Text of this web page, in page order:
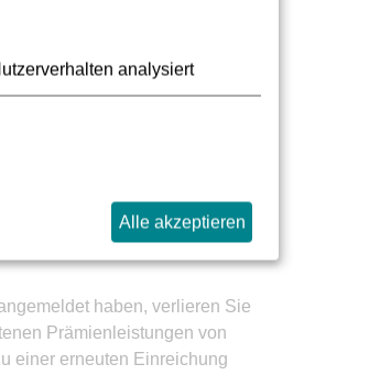
Wir werden Ihr Abo
Monat, welche wir über das
haben, verlieren Sie
Prämienleistungen von
einer erneuten Einreichung
analysiert
Alle akzeptieren